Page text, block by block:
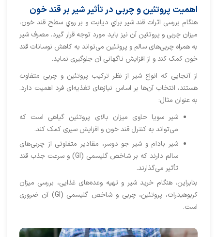
اهمیت پروتئین و چربی در تأثیر شیر بر قند خون
هنگام بررسی اثرات قند شير براي ديابت و بر روي سطح قند خون،
میزان چربی و پروتئین آن نیز باید مورد توجه قرار گیرد. مصرف شیر
به همراه چربی‌های سالم و پروتئین می‌تواند به کاهش نوسانات قند
خون کمک کند و از افزایش ناگهانی آن جلوگیری نماید.
از آنجایی که انواع شیر از نظر ترکیب پروتئین و چربی متفاوت
هستند، انتخاب آن‌ها بر اساس نیازهای تغذیه‌ای فرد اهمیت دارد.
به عنوان مثال:
شیر سویا حاوی میزان بالای پروتئین گیاهی است که
می‌تواند به کنترل قند خون و افزایش سیری کمک کند.
شیر بادام و شیر جو دوسر، مقادیر متفاوتی از چربی‌های
سالم دارند که بر شاخص گلیسمی (GI) و سرعت جذب قند
تأثیر می‌گذارند.
بنابراین، هنگام خرید شیر و تهیه وعده‌های غذایی، بررسی میزان
کربوهیدرات، پروتئین، چربی و شاخص گلیسمی (GI) آن ضروری
است.